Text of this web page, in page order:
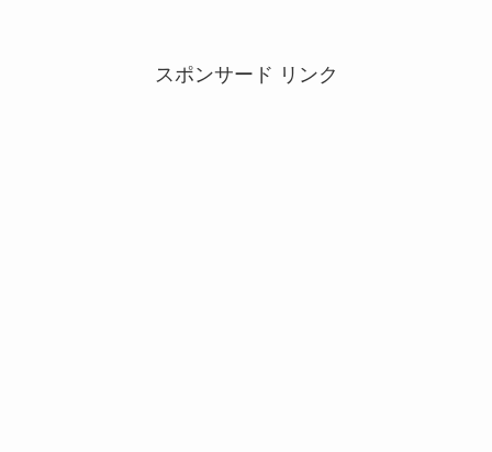
スポンサード リンク